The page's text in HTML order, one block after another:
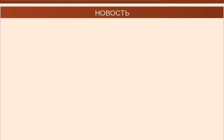
НОВОСТЬ